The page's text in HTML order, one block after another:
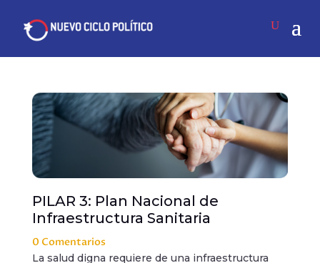
PILAR 3: Plan Nacional de
Infraestructura Sanitaria
0 Comentarios
La salud digna requiere de una infraestructura